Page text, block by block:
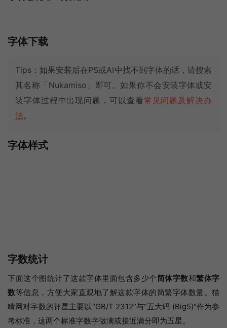
字体下载
Tips：如果安装后在PS或AI中找不到字体的话，请搜索
其名称「Nukamiso」即可。如果你不会安装字体或安
装字体过程中出现问题，可以查看常见问题及解决办
法。
字体样式
字数统计
下面这个图统计了这款字体里面包含多少个简体字数和繁体字
数等信息，方便大家直观地了解这款字体的简繁字体数量。猫
啃网对字数的评星主要以“GB/T 2312”与“五大码 (Big5)"作为参
考标准，这两个标准字数字做满或接近满分即为五星。